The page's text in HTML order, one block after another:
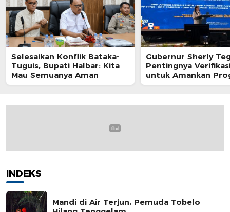
Selesaikan Konflik Bataka-
Tuguis, Bupati Halbar: Kita
Mau Semuanya Aman
Gubernur Sherly
Pentingnya
untuk Amankan
Kedaulatan Pangan
INDEKS
Mandi di Air Terjun, Pemuda Tobelo